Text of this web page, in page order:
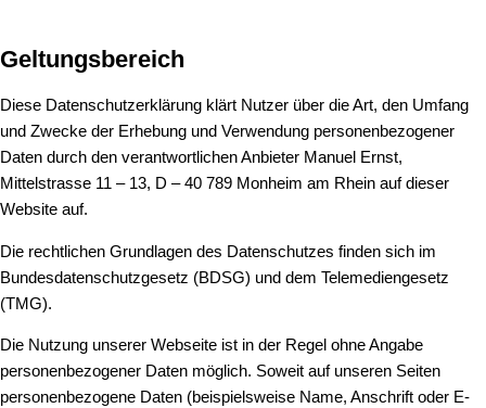
Geltungsbereich
Diese Datenschutzerklärung klärt Nutzer über die Art, den Umfang
und Zwecke der Erhebung und Verwendung personenbezogener
Daten durch den verantwortlichen Anbieter Manuel Ernst,
Mittelstrasse 11 – 13, D – 40 789 Monheim am Rhein auf dieser
Website auf.
Die rechtlichen Grundlagen des Datenschutzes finden sich im
Bundesdatenschutzgesetz (BDSG) und dem Telemediengesetz
(TMG).
Die Nutzung unserer Webseite ist in der Regel ohne Angabe
personenbezogener Daten möglich. Soweit auf unseren Seiten
personenbezogene Daten (beispielsweise Name, Anschrift oder E-